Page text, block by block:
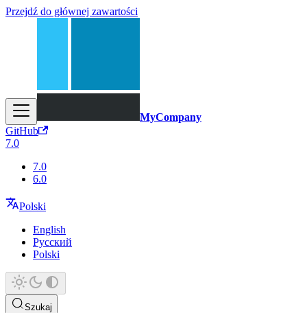
Przejdź do głównej zawartości
MyCompany
GitHub
7.0
7.0
6.0
Polski
English
Русский
Polski
Szukaj